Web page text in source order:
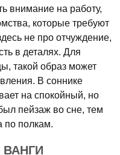
внимание на работу,
которые требуют
не про отчуждение,
в деталях. Для
такой образ может
В соннике
на спокойный, но
пейзаж во сне, тем
по полкам.